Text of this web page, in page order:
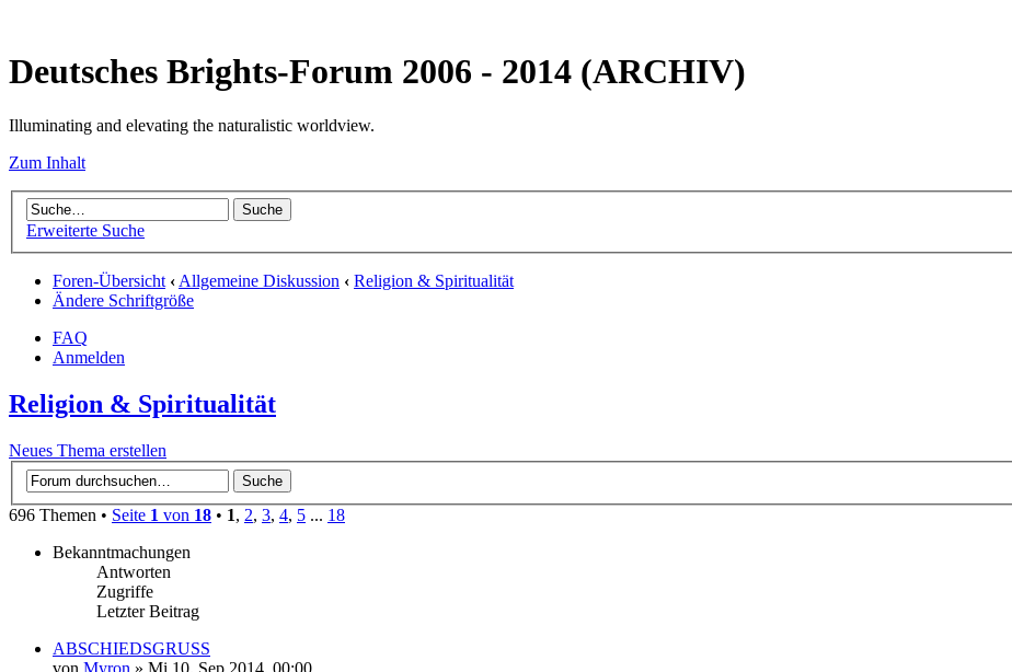
Deutsches Brights-Forum 2006 - 2014 (ARCHIV)
Illuminating and elevating the naturalistic worldview.
Zum Inhalt
Erweiterte Suche
Foren-Übersicht ‹Allgemeine Diskussion ‹ Religion & Spiritualität
Ändere Schriftgröße
FAQ
Anmelden
Religion & Spiritualität
Neues Thema erstellen
696 Themen • Seite 1 von 18 • 1, 2, 3, 4, 5 ... 18
Bekanntmachungen
Antworten
Zugriffe
Letzter Beitrag
ABSCHIEDSGRUSS
von Myron » Mi 10. Sep 2014, 00:00